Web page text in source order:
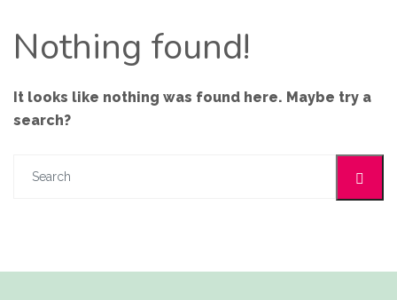
Nothing found!
It looks like nothing was found here. Maybe try a
search?